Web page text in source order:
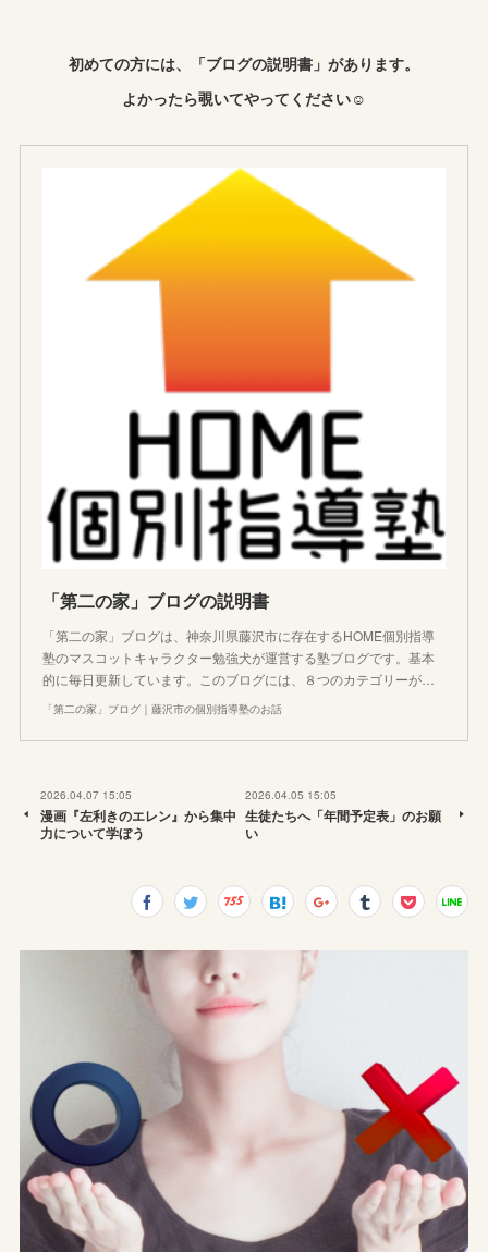
初めての方には、「ブログの説明書」があります。
よかったら覗いてやってください☺︎
「第二の家」ブログの説明書
「第二の家」ブログは、神奈川県藤沢市に存在するHOME個別指導
塾のマスコットキャラクター勉強犬が運営する塾ブログです。基本
的に毎日更新しています。このブログには、８つのカテゴリーが…
「第二の家」ブログ｜藤沢市の個別指導塾のお話
2026.04.07 15:05
漫画『左利きのエレン』から集中
力について学ぼう
2026.04.05 15:05
生徒たちへ「年間予定表」のお願
い